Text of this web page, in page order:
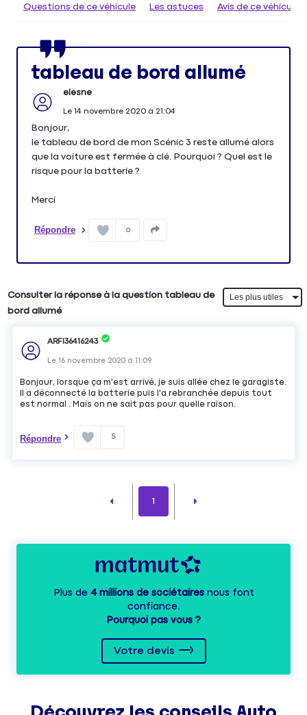
Questions de ce véhicule Les astuces Avis de ce véhicule
tableau de bord allumé
elesne
Le 14 novembre 2020à 21:04
Bonjour,
le tableau de bord de mon Scénic 3 reste allumé alors
que la voiture est fermée à clé. Pourquoi ? Quel est le
risque pour la batterie ?
Merci
Répondre 0
Consulter la réponse à la question tableau de
bord allumé
ARFI36416243
Le16 novembre 2020 à11:09
Bonjour, lorsque ça m'est arrivé, je suis allée chez le garagiste.
Il a déconnecté la batterie puis l'a rebranchée depuis tout
est normal . Mais on ne sait pas pour quelle raison.
Répondre 5
1
Plus de 4 millions de sociétairesnous font
confiance.
Pourquoi pas vous ?
Votre devis